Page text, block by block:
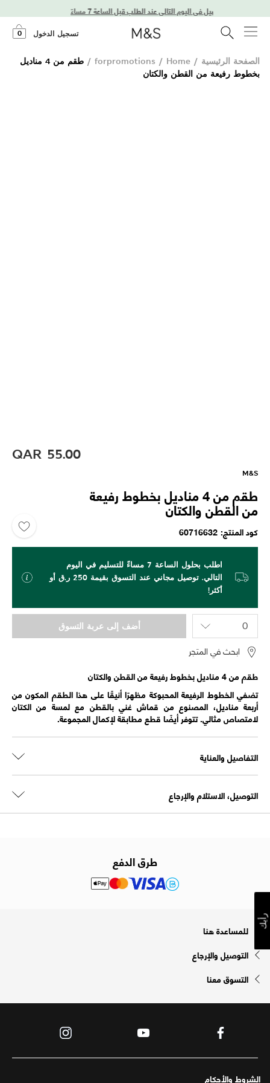
توصيل في اليوم التالي عند الطلب قبل الساعة 7 مساءً
تسجيل الدخول 0
الصفحة الرئيسية /
forpromotions / Home
/
طقم من 4 مناديل
بخطوط رفيعة من القطن والكتان
QAR 55.00
M&S
طقم من 4 مناديل بخطوط رفيعة
من القطن والكتان
كود المنتج 60716632
اطلب بحلول الساعة 7 مساءً للتسليم في اليوم
التالي. توصيل مجاني عند التسوق بقيمة 250 ر.ق أو
أكثر!
أضف إلى عربة التسوق
ابحث في المتجر
طقم من 4 مناديل بخطوط رفيعة من القطن والكتان
تضفي الخطوط الرفيعة المحبوكة مظهرًا أنيقًا على هذا الطقم المكون من
أربعة مناديل، المصنوع من قماش غني بالقطن مع لمسة من الكتان
لامتصاص مثالي. تتوفر أيضًا قطع مطابقة لإكمال المجموعة.
التفاصيل والعناية
التوصيل، الاستلام والإرجاع
طرق الدفع
للمساعدة هنا
التوصيل والإرجاع
التسوق معنا
الشروط والأحكام
رأيك